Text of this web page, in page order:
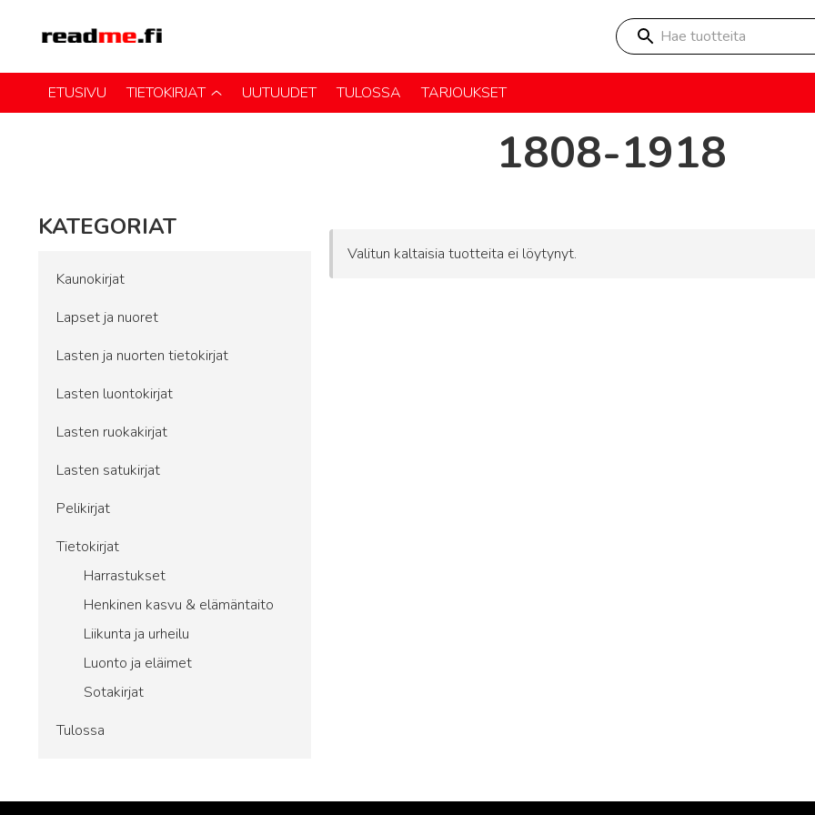
Hae tuotteita
ETUSIVU TIETOKIRJAT UUTUUDET TULOSSA TARJOUKSET
1808-1918
KATEGORIAT
Kaunokirjat
Lapset ja nuoret
Lasten ja nuorten tietokirjat
Lasten luontokirjat
Lasten ruokakirjat
Lasten satukirjat
Pelikirjat
Tietokirjat
Harrastukset
Henkinen kasvu & elämäntaito
Liikunta ja urheilu
Luonto ja eläimet
Sotakirjat
Tulossa
Valitun kaltaisia tuotteita ei löytynyt.